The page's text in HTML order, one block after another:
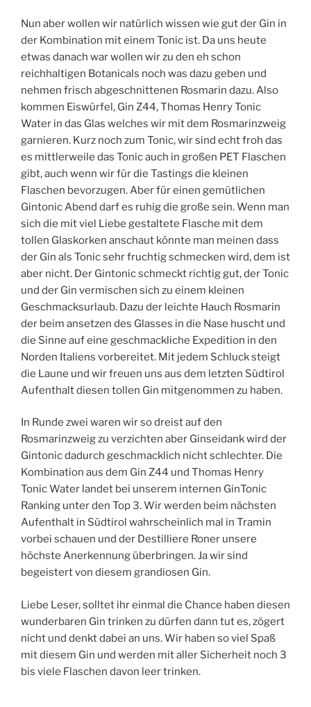
Nun aber wollen wir natürlich wissen wie gut der Gin in
der Kombination mit einem Tonic ist. Da uns heute
etwas danach war wollen wir zu den eh schon
reichhaltigen Botanicals noch was dazu geben und
nehmen frisch abgeschnittenen Rosmarin dazu. Also
kommen Eiswürfel, Gin Z44, Thomas Henry Tonic
Water in das Glas welches wir mit dem Rosmarinzweig
garnieren. Kurz noch zum Tonic, wir sind echt froh das
es mittlerweile das Tonic auch in großen PET Flaschen
gibt, auch wenn wir für die Tastings die kleinen
Flaschen bevorzugen. Aber für einen gemütlichen
Gintonic Abend darf es ruhig die große sein. Wenn man
sich die mit viel Liebe gestaltete Flasche mit dem
tollen Glaskorken anschaut könnte man meinen dass
der Gin als Tonic sehr fruchtig schmecken wird, dem ist
aber nicht. Der Gintonic schmeckt richtig gut, der Tonic
und der Gin vermischen sich zu einem kleinen
Geschmacksurlaub. Dazu der leichte Hauch Rosmarin
der beim ansetzen des Glasses in die Nase huscht und
die Sinne auf eine geschmackliche Expedition in den
Norden Italiens vorbereitet. Mit jedem Schluck steigt
die Laune und wir freuen uns aus dem letzten Südtirol
Aufenthalt diesen tollen Gin mitgenommen zu haben.
In Runde zwei waren wir so dreist auf den
Rosmarinzweig zu verzichten aber Ginseidank wird der
Gintonic dadurch geschmacklich nicht schlechter. Die
Kombination aus dem Gin Z44 und Thomas Henry
Tonic Water landet bei unserem internen GinTonic
Ranking unter den Top 3. Wir werden beim nächsten
Aufenthalt in Südtirol wahrscheinlich mal in Tramin
vorbei schauen und der Destilliere Roner unsere
höchste Anerkennung überbringen. Ja wir sind
begeistert von diesem grandiosen Gin.
Liebe Leser, solltet ihr einmal die Chance haben diesen
wunderbaren Gin trinken zu dürfen dann tut es, zögert
nicht und denkt dabei an uns. Wir haben so viel Spaß
mit diesem Gin und werden mit aller Sicherheit noch 3
bis viele Flaschen davon leer trinken.